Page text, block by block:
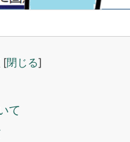
[閉じる]
て